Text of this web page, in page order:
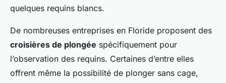
quelques requins blancs.
De nombreuses entreprises en Floride proposent des
croisières de plongée spécifiquement pour
l’observation des requins. Certaines d’entre elles
offrent même la possibilité de plonger sans cage,